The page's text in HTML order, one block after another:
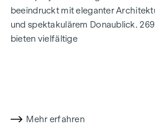
beeindruckt mit eleganter
und spektakulärem Donaublick.
bieten vielfältige
Mehr erfahren